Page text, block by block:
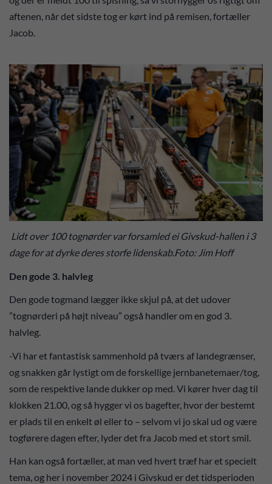
aftenen, når det sidste tog er kørt ind på remisen, fortæller
Jacob.
Lidt over 100 tognørder var forsamled ei Givskud-hallen i 3
dage for at dyrke deres storfe lidenskab.Foto: Jim Hoff
Den gode 3. halvleg
Den gode togmand lægger ikke skjul på, at det udover
”tognørderi på højt niveau” også handler om en god 3.
halvleg.
-Vi har et fantastisk sammenhold på tværs af landegrænser,
og snakken går lystigt om de forskellige jernbanetemaer/tog,
som de respektive lande dukker op med. Vi kører hver dag til
klokken 21.00, og så hygger vi os bagefter, hvor der bestemt
er plads til en enkelt øl eller to – selvom vi jo skal ud og være
togførere dagen efter, lyder det fra Jacob med et stort smil.
Han kan også fortæller, at man ved hvert træf har et specielt
tema, og her i november 2024 i Givskud er det tidsperioden